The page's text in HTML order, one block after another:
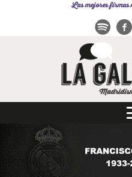
Las mejores firmas